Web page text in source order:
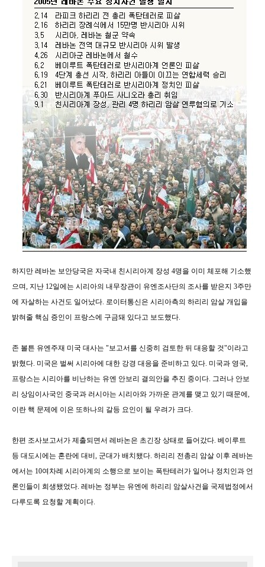
하지만 레바논 보안당국은 자국내 친시리아계 장성 4명을 이미 체포해 기소했
으며, 지난 12일에는 시리아의 내무장관이 유엔조사단의 조사를 받은지 3주만
에 자살하는 사건도 일어났다. 로이터통신은 시리아측의 하리리 암살 개입을
밝혀줄 핵심 증인이 프랑스에 구금돼 있다고 보도했다.
존 볼튼 유엔주재 미국 대사는 "보고서를 신중히 검토한 뒤 대응할 것"이라고
밝혔다. 미국은 벌써 시리아에 대한 강경 대응을 준비하고 있다. 미국과 영국,
프랑스는 시리아를 비난하는 유엔 안보리 결의안을 추진 중이다. 그러나 안보
리 상임이사국인 중국과 러시아는 시리아와 가까운 관계를 맺고 있기 때문에,
이란 핵 문제에 이은 또하나의 갈등 요인이 될 우려가 크다.
한편 조사보고서가 제출되면서 레바논은 초긴장 상태로 들어갔다. 베이루트
등 대도시에는 혼란에 대비, 군대가 배치됐다. 하리리 전총리 암살 이후 레바논
에서는 10여차례 시리아계의 소행으로 보이는 폭탄테러가 일어나 정치인과 언
론인들이 희생됐었다. 레바논 정부는 유엔에 하리리 암살사건을 국제법정에서
다루도록 요청할 계획이다.